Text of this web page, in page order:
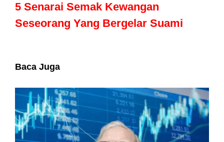
5 Senarai Semak Kewangan
Seseorang Yang Bergelar Suami
Baca Juga